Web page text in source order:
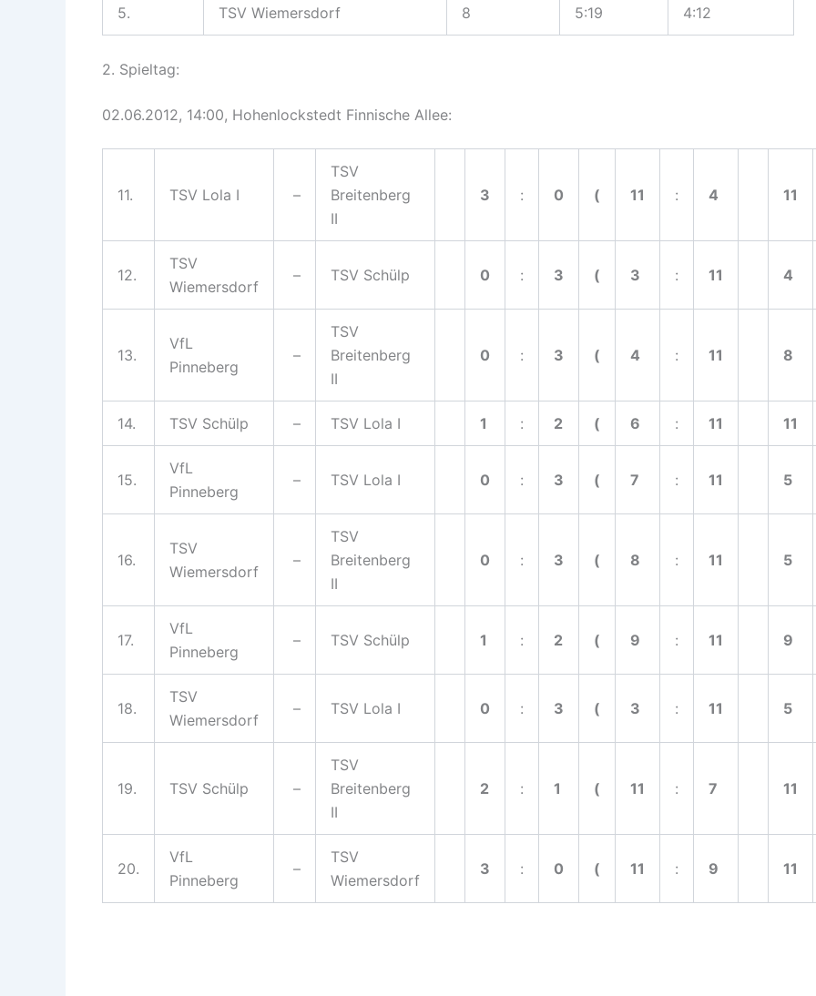
5. TSV Wiemersdorf 8 5:19 4:12
2. Spieltag:
02.06.2012, 14:00, Hohenlockstedt Finnische Allee:
11. TSV Lola I –
TSV
Breitenberg
II
3 : 0 ( 11 : 4 11
12.
TSV
Wiemersdorf
– TSV Schülp 0 : 3 ( 3 : 11 4
13.
VfL
Pinneberg
–
TSV
Breitenberg
II
0 : 3 ( 4 : 11 8
14. TSV Schülp – TSV Lola I 1 : 2 ( 6 : 11 11
15.
VfL
Pinneberg
– TSV Lola I 0 : 3 ( 7 : 11 5
16.
TSV
Wiemersdorf
–
TSV
Breitenberg
II
0 : 3 ( 8 : 11 5
17.
VfL
Pinneberg
– TSV Schülp 1 : 2 ( 9 : 11 9
18.
TSV
Wiemersdorf
– TSV Lola I 0 : 3 ( 3 : 11 5
19. TSV Schülp –
TSV
Breitenberg
II
2 : 1 ( 11 : 7 11
20.
VfL
Pinneberg
–
TSV
Wiemersdorf
3 : 0 ( 11 : 9 11